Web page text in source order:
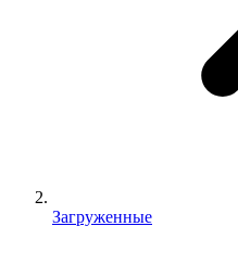
Загруженные